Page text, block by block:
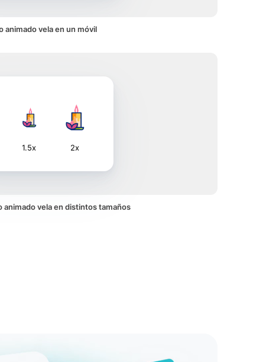
animado vela en un móvil
1.5x 2x
animado vela en distintos tamaños